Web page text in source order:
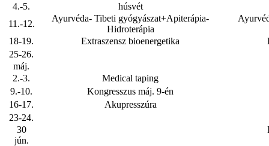
4.-5.
húsvét
11.-12.
Ayurvéda- Tibeti gyógyászat+Apiterápia-
Hidroterápia
18-19. Extraszensz bioenergetika
25-26.
máj.
2.-3.
Medical taping
9.-10.
Kongresszus máj. 9-én
16-17.
Akupresszúra
23-24.
30
jún.